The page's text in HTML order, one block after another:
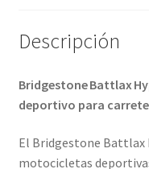
Descripción
Bridgestone Battlax
deportivo para
El Bridgestone Battlax
motocicletas